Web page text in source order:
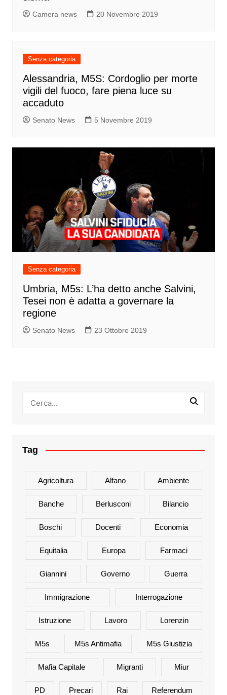
Camera news 20 Novembre 2019
Senza categoria
Alessandria, M5S: Cordoglio per morte
vigili del fuoco, fare piena luce su
accaduto
Senato News 5 Novembre 2019
Senza categoria
Umbria, M5s: L’ha detto anche Salvini,
Tesei non è adatta a governare la
regione
Senato News 23 Ottobre 2019
Tag
Agricoltura Alfano Ambiente
Banche Berlusconi Bilancio
Boschi Docenti Economia
Equitalia Europa Farmaci
Giannini Governo Guerra
Immigrazione Interrogazione
Istruzione Lavoro Lorenzin
M5s M5s Antimafia M5s Giustizia
Mafia Capitale Migranti Miur
PD Precari Rai Referendum